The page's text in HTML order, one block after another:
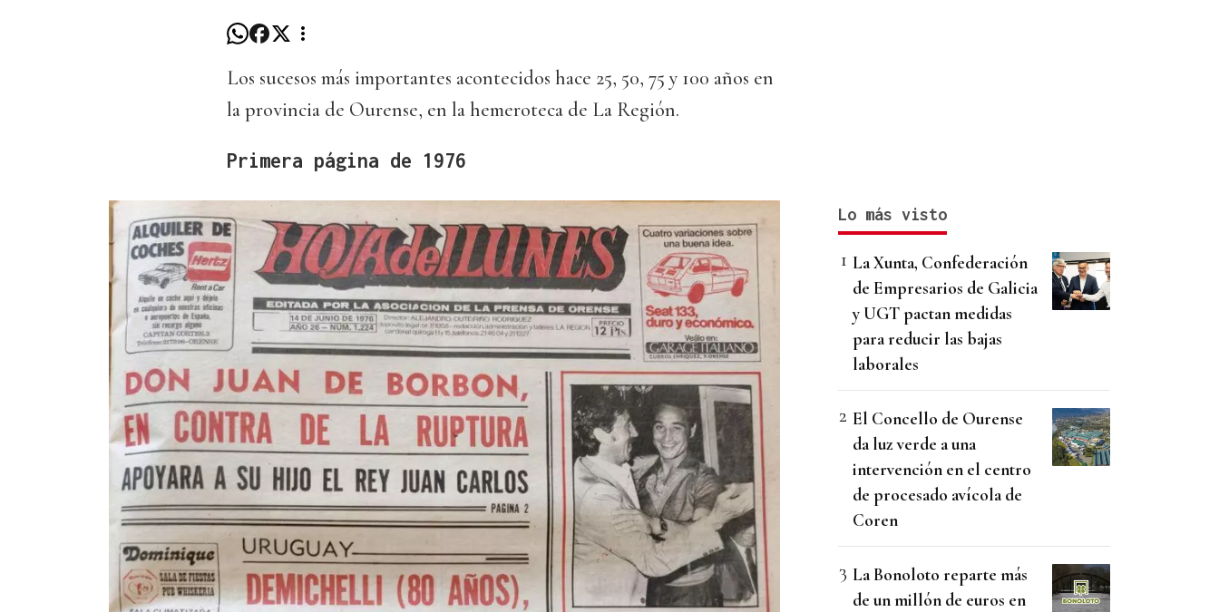
Los sucesos más importantes acontecidos hace 25, 50, 75 y 100 años en
la provincia de Ourense, en la hemeroteca de La Región.
Primera página de 1976
Lo más visto
La Xunta, Confederación
de Empresarios de Galicia
y UGT pactan medidas
para reducir las bajas
laborales
El Concello de Ourense
da luz verde a una
intervención en el centro
de procesado avícola de
Coren
La Bonoloto reparte más
de un millón de euros en